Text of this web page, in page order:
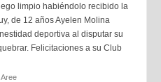
limpio habiéndolo recibido la
de 12 años Ayelen Molina
deportiva al disputar su
Felicitaciones a su Club